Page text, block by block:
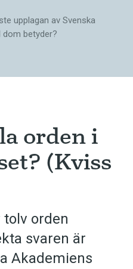
upplagan av Svenska
dom betyder?
orden i
(Kviss
orden
svaren är
Akademiens